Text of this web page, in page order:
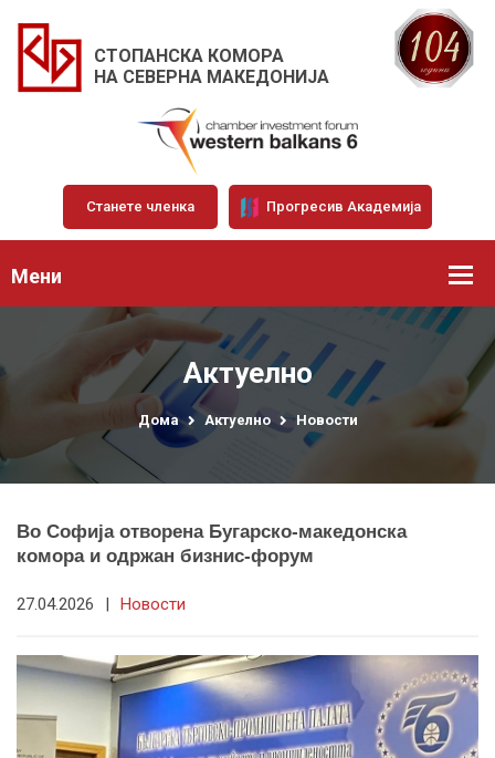
СТОПАНСКА КОМОРА
НА СЕВЕРНА МАКЕДОНИЈА
Станете членка Прогресив Академија
Мени
Актуелно
Дома Актуелно Новости
Во Софија отворена Бугарско-македонска
комора и одржан бизнис-форум
27.04.2026 | Новости